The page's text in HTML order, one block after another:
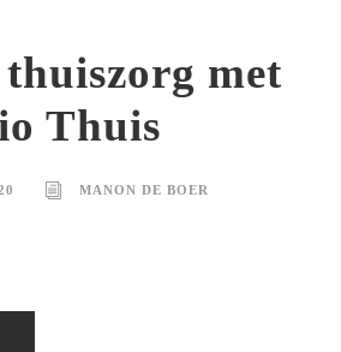
met
Thuis
MANON DE BOER